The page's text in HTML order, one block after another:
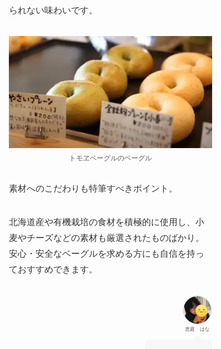
られない味わいです。
トモヱベーグルのベーグル
素材へのこだわりも特筆すべきポイント。
北海道産や有機栽培の食材を積極的に使用し、小
麦やチーズなどの素材も厳選されたものばかり。
安心・安全なベーグルを求める方にも自信を持っ
ておすすめできます。
恵庭 はな